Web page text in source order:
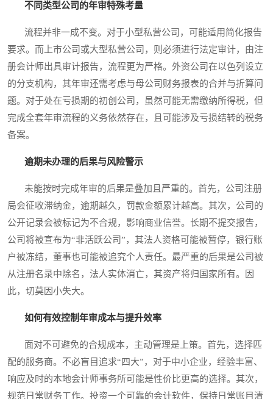
不同类型公司的年审特殊考量
流程并非一成不变。对于小型私营公司，可能适用简化报告
要求。而上市公司或大型私营公司，则必须进行法定审计，由注
册会计师出具审计报告，流程更为严格。外资公司在以色列设立
的分支机构，其年审还需考虑与母公司财务报表的合并与折算问
题。对于处在亏损期的初创公司，虽然可能无需缴纳所得税，但
完成全套年审流程的义务依然存在，且可能涉及亏损结转的税务
备案。
逾期未办理的后果与风险警示
未能按时完成年审的后果是叠加且严重的。首先，公司注册
局会征收滞纳金，逾期越久，罚款金额累计越高。其次，公司的
公开记录会被标记为不合规，影响商业信誉。长期不提交报告，
公司将被宣布为“非活跃公司”，其法人资格可能被暂停，银行账
户被冻结，董事也可能被追究个人责任。最严重的后果是公司被
从注册名录中除名，法人实体消亡，其资产将归国家所有。因
此，切莫因小失大。
如何有效控制年审成本与提升效率
面对不可避免的合规成本，主动管理是上策。首先，选择匹
配的服务商。不必盲目追求“四大”，对于中小企业，经验丰富、
响应及时的本地会计师事务所可能是性价比更高的选择。其次，
规范日常财务工作。投资一个可靠的会计软件，保持日常账目清